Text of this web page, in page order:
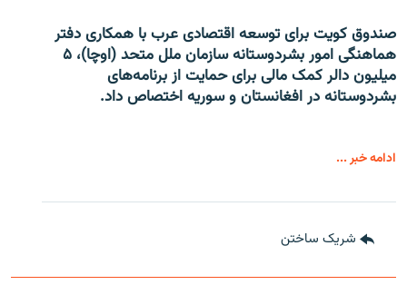
صندوق کویت برای توسعه اقتصادی عرب با همکاری دفتر
هماهنگی امور بشردوستانه سازمان ملل متحد (اوچا)، ۵
میلیون دالر کمک مالی برای حمایت از برنامه‌های
بشردوستانه در افغانستان و سوریه اختصاص داد.
ادامه خبر ...
شریک ساختن